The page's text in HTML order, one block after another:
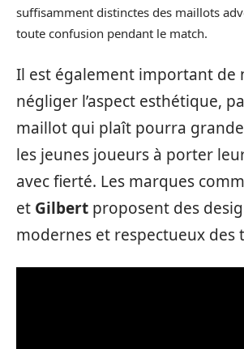
suffisamment distinctes des maillots
toute confusion pendant le match.
Il est également important de
négliger l’aspect esthétique,
maillot qui plaît pourra
les jeunes joueurs à porter
avec fierté. Les marques
et Gilbert proposent des
modernes et respectueux des